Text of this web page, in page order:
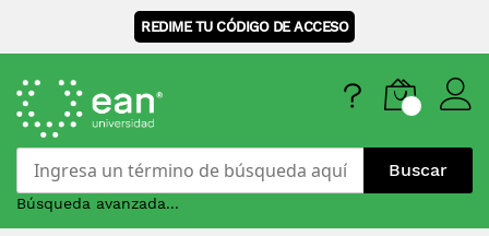
REDIME TU CÓDIGO DE ACCESO
Buscar
Búsqueda avanzada...